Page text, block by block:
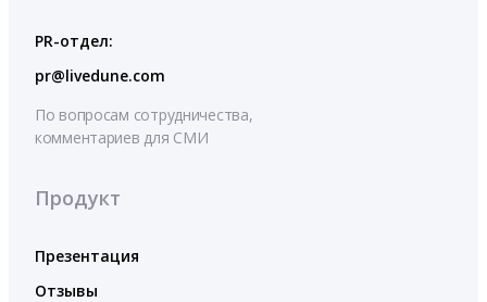
PR-отдел:
pr@livedune.com
По вопросам сотрудничества,
комментариев для СМИ
Продукт
Презентация
Отзывы